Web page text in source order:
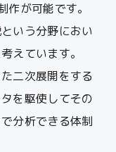
が可能です。
いう分野におい
えています。
二次展開をする
を駆使してその
分析できる体制